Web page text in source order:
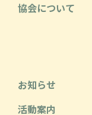
協会について
お知らせ
活動案内